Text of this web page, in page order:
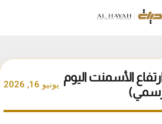
الأسمنت اليوم
يونيو 16, 2026